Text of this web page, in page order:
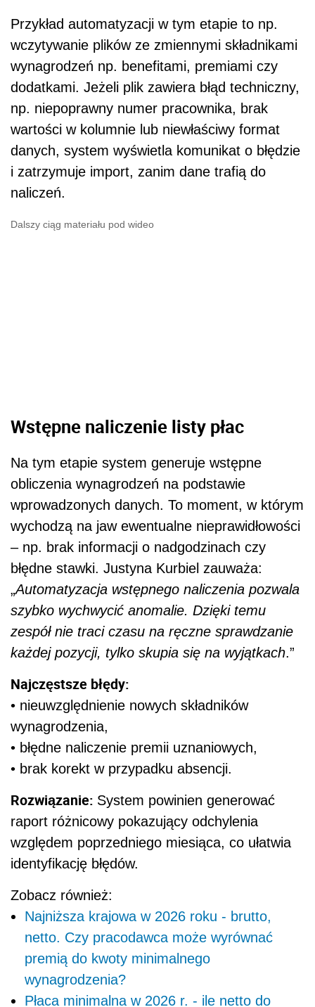
Przykład automatyzacji w tym etapie to np.
wczytywanie plików ze zmiennymi składnikami
wynagrodzeń np. benefitami, premiami czy
dodatkami. Jeżeli plik zawiera błąd techniczny,
np. niepoprawny numer pracownika, brak
wartości w kolumnie lub niewłaściwy format
danych, system wyświetla komunikat o błędzie
i zatrzymuje import, zanim dane trafią do
naliczeń.
Dalszy ciąg materiału pod wideo
Wstępne naliczenie listy płac
Na tym etapie system generuje wstępne
obliczenia wynagrodzeń na podstawie
wprowadzonych danych. To moment, w którym
wychodzą na jaw ewentualne nieprawidłowości
– np. brak informacji o nadgodzinach czy
błędne stawki. Justyna Kurbiel zauważa:
„Automatyzacja wstępnego naliczenia pozwala
szybko wychwycić anomalie. Dzięki temu
zespół nie traci czasu na ręczne sprawdzanie
każdej pozycji, tylko skupia się na wyjątkach.”
Najczęstsze błędy:
• nieuwzględnienie nowych składników
wynagrodzenia,
• błędne naliczenie premii uznaniowych,
• brak korekt w przypadku absencji.
Rozwiązanie: System powinien generować
raport różnicowy pokazujący odchylenia
względem poprzedniego miesiąca, co ułatwia
identyfikację błędów.
Zobacz również:
Najniższa krajowa w 2026 roku - brutto,
netto. Czy pracodawca może wyrównać
premią do kwoty minimalnego
wynagrodzenia?
Płaca minimalna w 2026 r. - ile netto do